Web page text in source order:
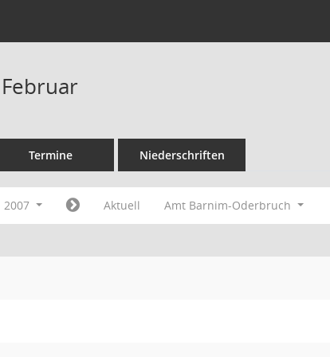
Termine Niederschriften
2007 Aktuell Amt Barnim-Oderbruch